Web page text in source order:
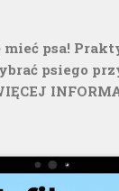
mieć psa!
psiego